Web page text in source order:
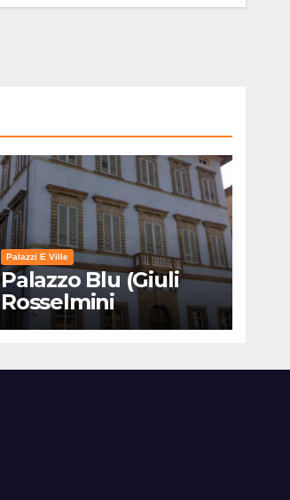
Palazzi E Ville
Palazzo Blu (Giuli
Rosselmini
Gualandi) – Pisa:
Visita